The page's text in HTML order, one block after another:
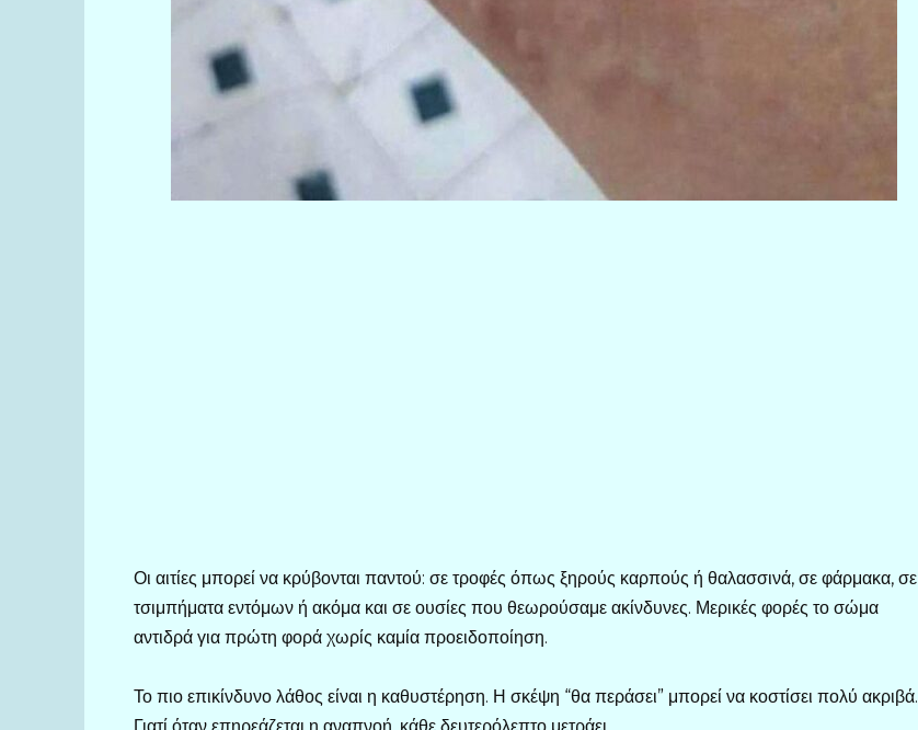
Οι αιτίες μπορεί να κρύβονται παντού: σε τροφές όπως ξηρούς καρπούς ή θαλασσινά, σε φάρμακα, σε
τσιμπήματα εντόμων ή ακόμα και σε ουσίες που θεωρούσαμε ακίνδυνες. Μερικές φορές το σώμα
αντιδρά για πρώτη φορά χωρίς καμία προειδοποίηση.
Το πιο επικίνδυνο λάθος είναι η καθυστέρηση. Η σκέψη “θα περάσει” μπορεί να κοστίσει πολύ ακριβά.